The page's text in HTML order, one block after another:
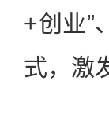
+创业”
式，激